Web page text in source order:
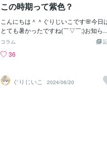
この時期って紫色？
こんにちは＾＾ぐりじいこです🌸今日
とても暑かったですね(￣▽￣;)お知ら
と、最近撮った写真をお伝えします♪今
れを二回戦やりまして、滝汗＆蚊に刺さ
（笑）一粒食べました♪ん～ブルーベリ
ー(≧▽≦)まだまだこれからですね＾＾
コラム
36
ぐりじいこ 2024/06/20